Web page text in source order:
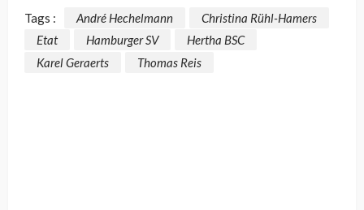
Tags : André Hechelmann
Christina Rühl-Hamers
Etat
Hamburger SV
Hertha BSC
Karel Geraerts
Thomas Reis